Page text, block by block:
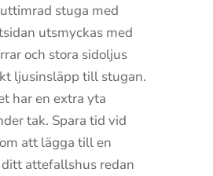
stuga med
utsmyckas med
och stora sidoljus
ljusinsläpp till stugan.
har en extra yta
tak. Spara tid vid
att lägga till en
attefallshus redan